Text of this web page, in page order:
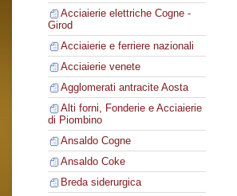
Acciaierie elettriche Cogne -
Girod
Acciaierie e ferriere nazionali
Acciaierie venete
Agglomerati antracite Aosta
Alti forni, Fonderie e Acciaierie
di Piombino
Ansaldo Cogne
Ansaldo Coke
Breda siderurgica